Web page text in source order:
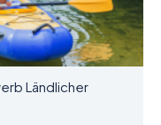
Ländlicher